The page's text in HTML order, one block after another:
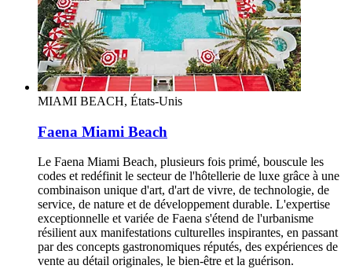
MIAMI BEACH, États-Unis
Faena Miami Beach
Le Faena Miami Beach, plusieurs fois primé, bouscule les
codes et redéfinit le secteur de l'hôtellerie de luxe grâce à une
combinaison unique d'art, d'art de vivre, de technologie, de
service, de nature et de développement durable. L'expertise
exceptionnelle et variée de Faena s'étend de l'urbanisme
résilient aux manifestations culturelles inspirantes, en passant
par des concepts gastronomiques réputés, des expériences de
vente au détail originales, le bien-être et la guérison.